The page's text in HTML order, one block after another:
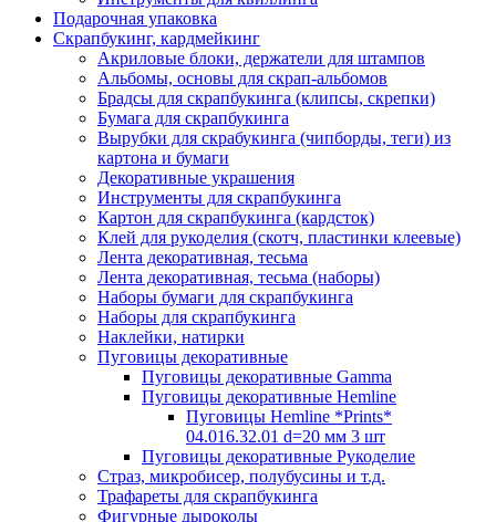
Подарочная упаковка
Скрапбукинг, кардмейкинг
Акриловые блоки, держатели для штампов
Альбомы, основы для скрап-альбомов
Брадсы для скрапбукинга (клипсы, скрепки)
Бумага для скрапбукинга
Вырубки для скрабукинга (чипборды, теги) из
картона и бумаги
Декоративные украшения
Инструменты для скрапбукинга
Картон для скрапбукинга (кардсток)
Клей для рукоделия (скотч, пластинки клеевые)
Лента декоративная, тесьма
Лента декоративная, тесьма (наборы)
Наборы бумаги для скрапбукинга
Наборы для скрапбукинга
Наклейки, натирки
Пуговицы декоративные
Пуговицы декоративные Gamma
Пуговицы декоративные Hemline
Пуговицы Hemline *Prints*
04.016.32.01 d=20 мм 3 шт
Пуговицы декоративные Рукоделие
Страз, микробисер, полубусины и т.д.
Трафареты для скрапбукинга
Фигурные дыроколы